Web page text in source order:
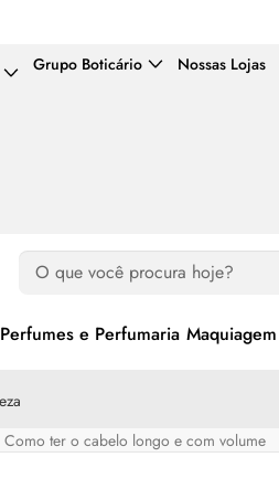
Grupo Boticário Nossas Lojas
Perfumes e Perfumaria Maquiagem
Como ter o cabelo longo e com volume